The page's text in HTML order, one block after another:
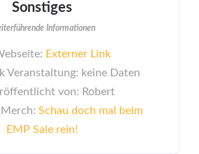
Sonstiges
Informationen
Externer Link
Veranstaltung: keine Daten
von: Robert
Schau doch mal beim
EMP Sale rein!